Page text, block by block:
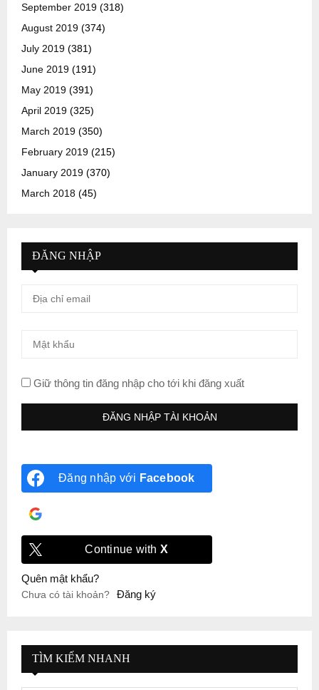
September 2019 (318)
August 2019 (374)
July 2019 (381)
June 2019 (191)
May 2019 (391)
April 2019 (325)
March 2019 (350)
February 2019 (215)
January 2019 (370)
March 2018 (45)
ĐĂNG NHẬP
Giữ thông tin đăng nhập cho tới khi đăng xuất
Đăng nhập với Facebook
Continue with X
Quên mật khẩu?
Chưa có tài khoản? Đăng ký
TÌM KIẾM NHANH